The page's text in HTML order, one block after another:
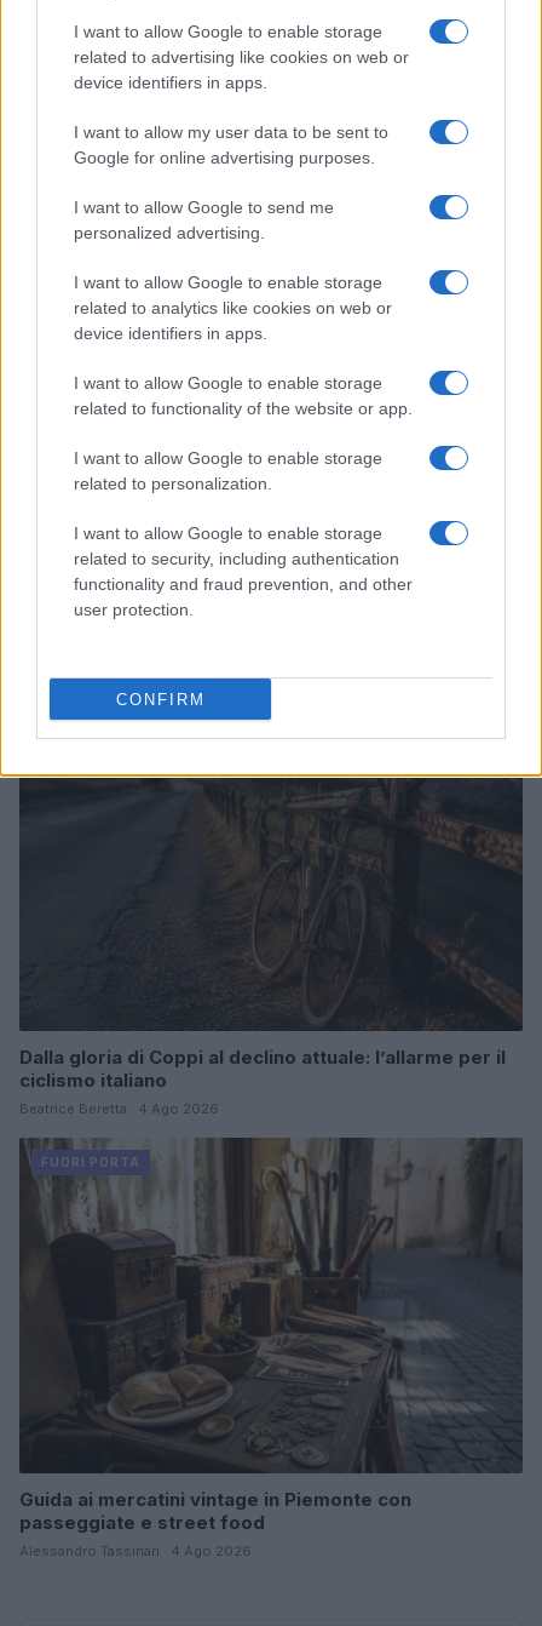
I want to allow Google to enable storage
related to advertising like cookies on web or
device identifiers in apps.
I want to allow my user data to be sent to
Google for online advertising purposes.
I want to allow Google to send me
personalized advertising.
I want to allow Google to enable storage
related to analytics like cookies on web or
device identifiers in apps.
I want to allow Google to enable storage
related to functionality of the website or app.
I want to allow Google to enable storage
related to personalization.
I want to allow Google to enable storage
related to security, including authentication
functionality and fraud prevention, and other
user protection.
CONFIRM
Continua a leggere
FUORI PORTA
Odissea e Spider-Man: i film che hanno rivoluzionato
FUORI PORTA
Dalla gloria di Coppi al declino attuale: l’allarme per il
ciclismo italiano
Beatrice Beretta · 4 Ago 2026
FUORI PORTA
Guida ai mercatini vintage in Piemonte con
passeggiate e street food
Alessandro Tassinari · 4 Ago 2026